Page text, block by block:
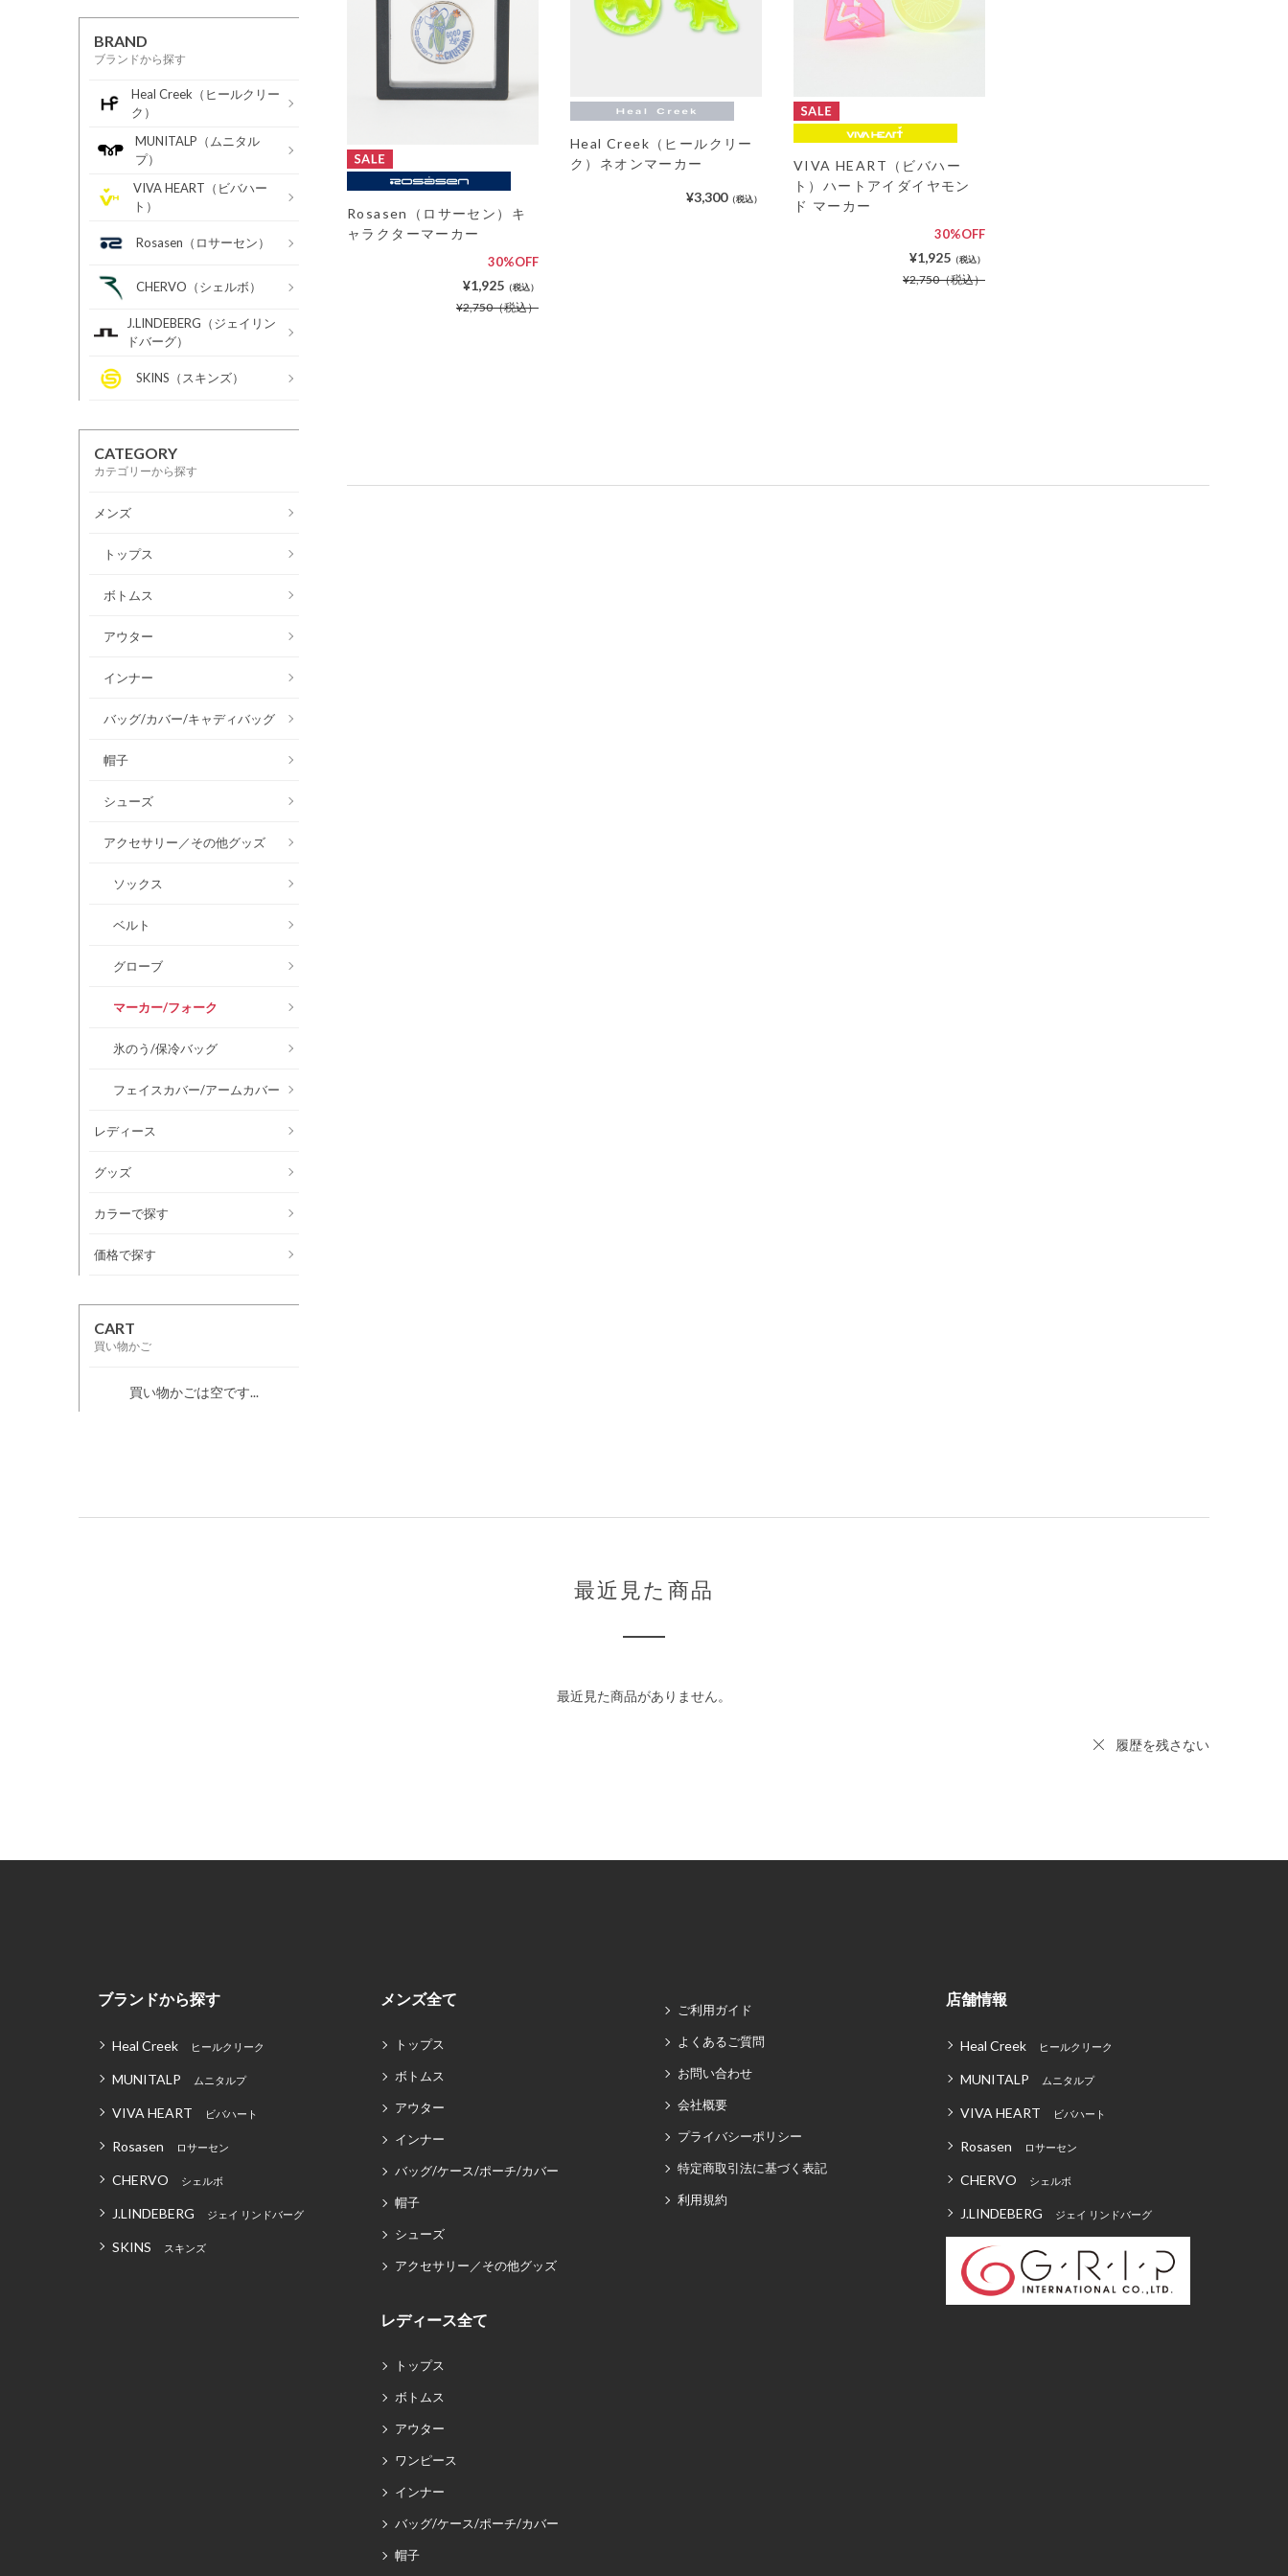
BRAND
ブランドから探す
Heal Creek（ヒールクリー
ク）
MUNITALP（ムニタル
プ）
VIVA HEART（ビバハー
ト）
Rosasen（ロサーセン）
CHERVO（シェルボ）
J.LINDEBERG（ジェイリン
ドバーグ）
SKINS（スキンズ）
CATEGORY
カテゴリーから探す
メンズ
トップス
ボトムス
アウター
インナー
バッグ/カバー/キャディバッグ
帽子
シューズ
アクセサリー／その他グッズ
ソックス
ベルト
グローブ
マーカー/フォーク
氷のう/保冷バッグ
フェイスカバー/アームカバー
レディース
グッズ
カラーで探す
価格で探す
CART
買い物かご
買い物かごは空です...
Rosasen（ロサーセン）キ
ャラクターマーカー
30%OFF
¥1,925 （税込）
¥2,750（税込）
Heal Creek（ヒールクリー
ク）ネオンマーカー
¥3,300（税込）
VIVA HEART（ビバハー
ト）ハートアイダイヤモン
ド マーカー
30%OFF
¥1,925 （税込）
¥2,750（税込）
最近見た商品
最近見た商品がありません。
履歴を残さない
ブランドから探す
Heal Creek ヒールクリーク
MUNITALP ムニタルプ
VIVA HEART ビバハート
Rosasen ロサーセン
CHERVO シェルボ
J.LINDEBERG ジェイ リンドバーグ
SKINS スキンズ
メンズ全て
トップス
ボトムス
アウター
インナー
バッグ/ケース/ポーチ/カバー
帽子
シューズ
アクセサリー／その他グッズ
レディース全て
トップス
ボトムス
アウター
ワンピース
インナー
バッグ/ケース/ポーチ/カバー
帽子
ご利用ガイド
よくあるご質問
お問い合わせ
会社概要
プライバシーポリシー
特定商取引法に基づく表記
利用規約
店舗情報
Heal Creek ヒールクリーク
MUNITALP ムニタルプ
VIVA HEART ビバハート
Rosasen ロサーセン
CHERVO シェルボ
J.LINDEBERG ジェイ リンドバーグ